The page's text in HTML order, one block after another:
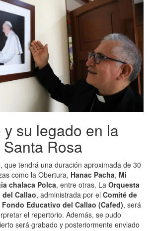
su legado en la
Rosa
que tendrá una duración aproximada de 30
como la Obertura, Hanac Pacha, Mi
chalaca Polca, entre otras. La Orquesta
Callao, administrada por el Comité de
Educativo del Callao (Cafed), será
el repertorio. Además, se pudo
será grabado y posteriormente enviado